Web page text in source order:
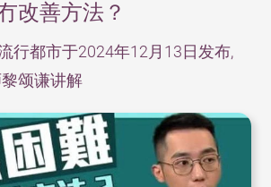
改善方法？
行都市于2024年12月13日发布,
颂谦讲解